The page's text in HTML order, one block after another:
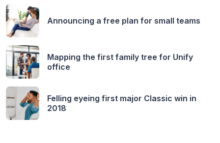
Announcing a free plan for small teams
Mapping the first family tree for Unify
office
Felling eyeing first major Classic win in
2018